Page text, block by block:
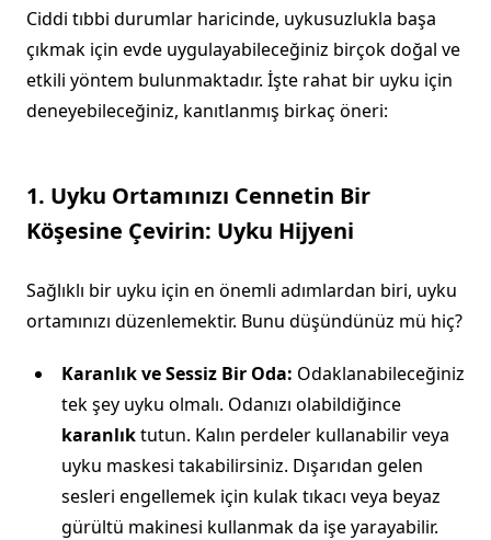
Ciddi tıbbi durumlar haricinde, uykusuzlukla başa
çıkmak için evde uygulayabileceğiniz birçok doğal ve
etkili yöntem bulunmaktadır. İşte rahat bir uyku için
deneyebileceğiniz, kanıtlanmış birkaç öneri:
1. Uyku Ortamınızı Cennetin Bir
Köşesine Çevirin: Uyku Hijyeni
Sağlıklı bir uyku için en önemli adımlardan biri, uyku
ortamınızı düzenlemektir. Bunu düşündünüz mü hiç?
Karanlık ve Sessiz Bir Oda: Odaklanabileceğiniz
tek şey uyku olmalı. Odanızı olabildiğince
karanlıktutun. Kalın perdeler kullanabilir veya
uyku maskesi takabilirsiniz. Dışarıdan gelen
sesleri engellemek için kulak tıkacı veya beyaz
gürültü makinesi kullanmak da işe yarayabilir.